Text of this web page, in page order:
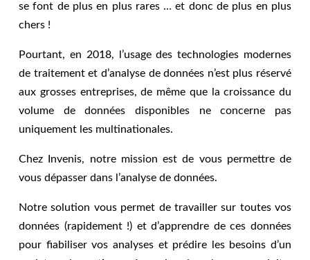
se font de plus en plus rares … et donc de plus en plus
chers !
Pourtant, en 2018, l’usage des technologies modernes
de traitement et d’analyse de données n’est plus réservé
aux grosses entreprises, de même que la croissance du
volume de données disponibles ne concerne pas
uniquement les multinationales.
Chez Invenis, notre mission est de vous permettre de
vous dépasser dans l’analyse de données.
Notre solution vous permet de travailler sur toutes vos
données (rapidement !) et d’apprendre de ces données
pour fiabiliser vos analyses et prédire les besoins d’un